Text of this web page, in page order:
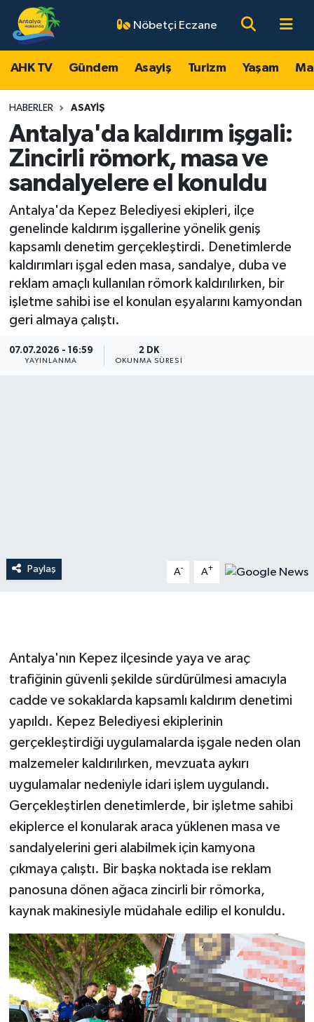
Nöbetçi Eczane
AHK TV Gündem Asayiş Turizm Yaşam
HABERLER ASAYIŞ
Antalya'da kaldırım işgali:
Zincirli römork, masa ve
sandalyelere el konuldu
Antalya'da Kepez Belediyesi ekipleri, ilçe
genelinde kaldırım işgallerine yönelik geniş
kapsamlı denetim gerçekleştirdi. Denetimlerde
kaldırımları işgal eden masa, sandalye, duba ve
reklam amaçlı kullanılan römork kaldırılırken, bir
işletme sahibi ise el konulan eşyalarını kamyondan
geri almaya çalıştı.
07.07.2026 - 16:59
YAYINLANMA
2 DK
OKUNMA SÜRESI
Paylaş A- A+
Antalya'nın Kepez ilçesinde yaya ve araç
trafiğinin güvenli şekilde sürdürülmesi amacıyla
cadde ve sokaklarda kapsamlı kaldırım denetimi
yapıldı. Kepez Belediyesi ekiplerinin
gerçekleştirdiği uygulamalarda işgale neden olan
malzemeler kaldırılırken, mevzuata aykırı
uygulamalar nedeniyle idari işlem uygulandı.
Gerçekleştirlen denetimlerde, bir işletme sahibi
ekiplerce el konularak araca yüklenen masa ve
sandalyelerini geri alabilmek için kamyona
çıkmaya çalıştı. Bir başka noktada ise reklam
panosuna dönen ağaca zincirli bir römorka,
kaynak makinesiyle müdahale edilip el konuldu.
AHK TV
Gündem
Asayiş
Turizm
Magazin
Ekonomi
Spor
Antalya Nöbetçi Eczaneler
Antalya Hava Durumu
Antalya Namaz Vakitleri
Antalya Trafik Yoğunluk Haritası
Süper Lig Puan Durumu ve Fikstür
Tüm Manşetler
Son Dakika Haberleri
Haber Arşivi